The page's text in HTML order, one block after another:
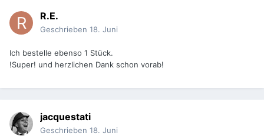
R.E.
Geschrieben 18. Juni
Ich bestelle ebenso 1 Stück.
!Super! und herzlichen Dank schon vorab!
jacquestati
Geschrieben 18. Juni